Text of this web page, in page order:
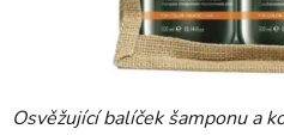
Osvěžující balíček šamponu a